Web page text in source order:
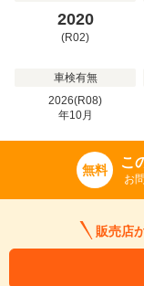
2020
(R02)
車検有無
2026(R08)
年10月
無料 こ
お
販売店